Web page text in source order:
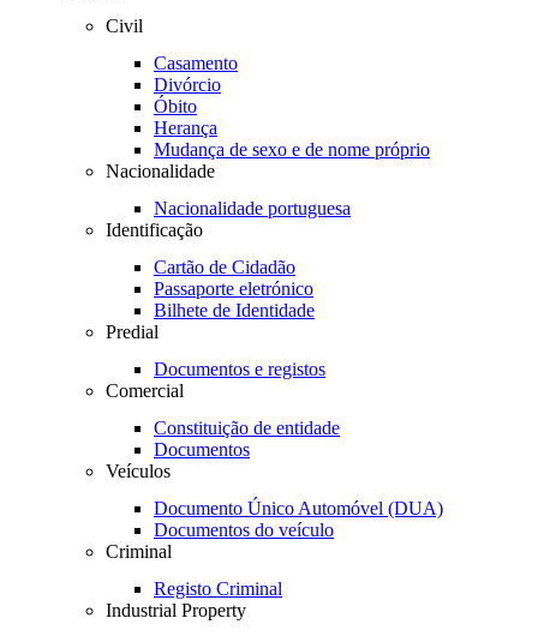
Civil
Casamento
Divórcio
Óbito
Herança
Mudança de sexo e de nome próprio
Nacionalidade
Nacionalidade portuguesa
Identificação
Cartão de Cidadão
Passaporte eletrónico
Bilhete de Identidade
Predial
Documentos e registos
Comercial
Constituição de entidade
Documentos
Veículos
Documento Único Automóvel (DUA)
Documentos do veículo
Criminal
Registo Criminal
Industrial Property